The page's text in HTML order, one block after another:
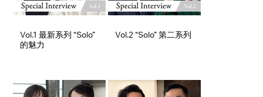
Vol.1 最新系列 “Solo”
的魅力
Vol.2 “Solo” 第二系列